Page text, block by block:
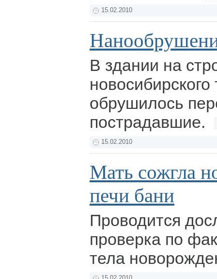
15.02.2010
В здании на
новосибирского
обрушилось
пострадавшие.
15.02.2010
Мать сожгла
печи бани
Проводится
проверка по
тела